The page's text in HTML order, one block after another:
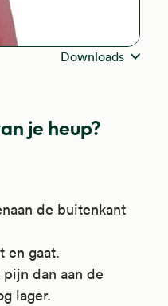
Downloads
je heup?
de buitenkant
en gaat.
dan aan de
lager.